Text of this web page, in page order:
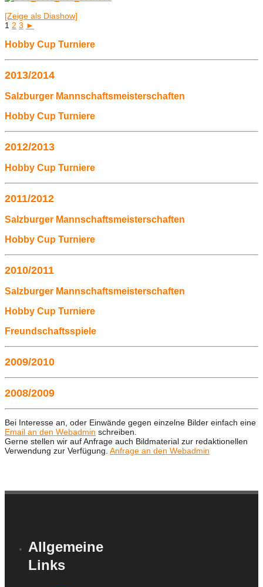
[Zeige als Diashow]
1 2 3 ►
Hobby Cup Turniere
2013/2014
Salzburger Mannschaftsmeisterschaften
Hobby Cup Turniere
2012/2013
Hobby Cup Turniere
2011/2012
Salzburger Mannschaftsmeisterschaften
Hobby Cup Turniere
2010/2011
Salzburger Mannschaftsmeisterschaften
Hobby Cup Turniere
Freundschaftsspiele
2009/2010
2008/2009
Bei Interesse an, oder Einwände gegen einzelne Bilder einfach eine
Email an den Webadmin schreiben.
Gerne stellen wir auf Anfrage auch Bildmaterial zur redaktionellen
Verwendung zur Verfügung. Anfrage an den Webadmin
Allgemeine
Links